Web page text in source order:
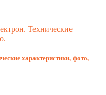
характеристики, фото,